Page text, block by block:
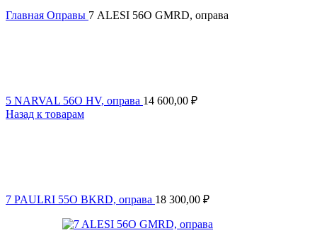
Главная Оправы 7 ALESI 56O GMRD, оправа
5 NARVAL 56O HV, оправа 14 600,00 ₽
Назад к товарам
7 PAULRI 55O BKRD, оправа 18 300,00 ₽